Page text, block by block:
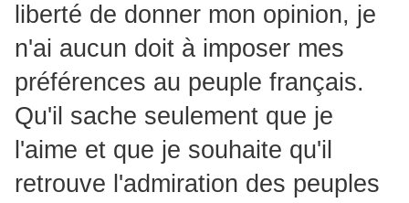
liberté de donner mon opinion, je
n'ai aucun doit à imposer mes
préférences au peuple français.
Qu'il sache seulement que je
l'aime et que je souhaite qu'il
retrouve l'admiration des peuples